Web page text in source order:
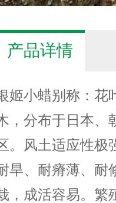
产品详情
姬小蜡别称：花
，分布于日本、
。风土适应性极
旱、耐瘠薄、耐
，成活容易。繁